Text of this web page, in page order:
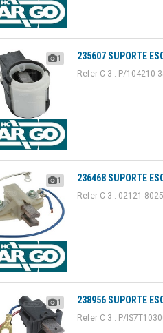
1 235607 SUPORTE
Refer C 3 : P/104210-
1 236468 SUPORTE
Refer C 3 : 02121-
1 238956 SUPORTE
Refer C 3 : P/